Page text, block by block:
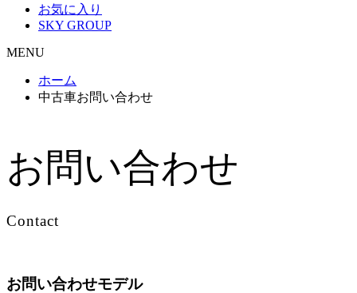
お気に入り
SKY GROUP
MENU
ホーム
中古車お問い合わせ
お問い合わせ
Contact
お問い合わせモデル